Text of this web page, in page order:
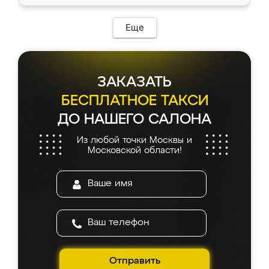
мебель сразу встала на свое место без
каких-либо доработок. Качеством осталась
довольна, все выглядит так, как и ожидала.
Еще
ЗАКАЗАТЬ
БЕСПЛАТНОЕ ТАКСИ
ДО НАШЕГО САЛОНА
Из любой точки Москвы и
Московской области!
Отправить